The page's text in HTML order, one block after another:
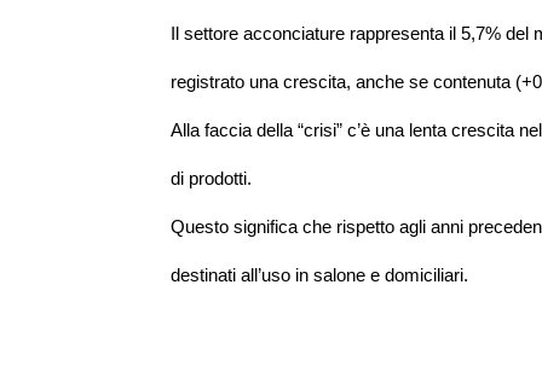
Il settore acconciature rappresenta il 5,7% del
registrato una crescita, anche se contenuta
Alla faccia della “crisi” c’è una lenta crescita
di prodotti.
Questo significa che rispetto agli anni
destinati all’uso in salone e domiciliari.